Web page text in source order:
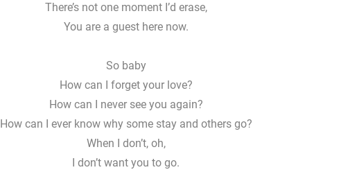
There’s not one moment I’d erase,
You are a guest here now.
So baby
How can I forget your love?
How can I never see you again?
How can I ever know why some stay and others go?
When I don’t, oh,
I don’t want you to go.